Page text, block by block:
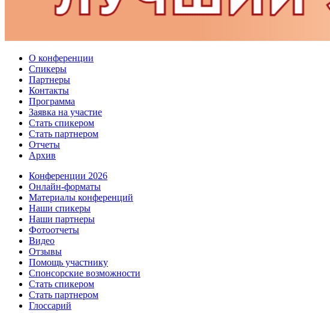
О конференции
Спикеры
Партнеры
Контакты
Программа
Заявка на участие
Стать спикером
Стать партнером
Отчеты
Архив
Конференции 2026
Онлайн-форматы
Материалы конференций
Наши спикеры
Наши партнеры
Фотоотчеты
Видео
Отзывы
Помощь участнику
Спонсорские возможности
Стать спикером
Стать партнером
Глоссарий